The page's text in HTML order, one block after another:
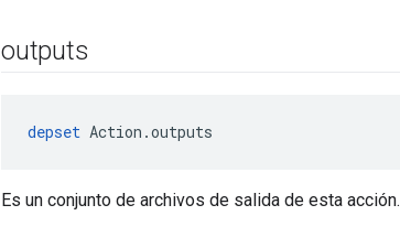
outputs
depset Action.outputs
Es un conjunto de archivos de salida de esta acción.